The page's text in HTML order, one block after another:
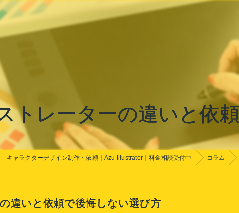
トレーターの違いと依
キャラクターデザイン制作・依頼｜Azu Illustrator｜料金相談受付中 コラム
違いと依頼で後悔しない選び方